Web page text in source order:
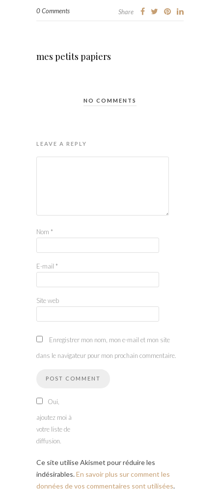
0 Comments Share
mes petits papiers
NO COMMENTS
LEAVE A REPLY
Nom *
E-mail *
Site web
Enregistrer mon nom, mon e-mail et mon site
dans le navigateur pour mon prochain commentaire.
Oui,
ajoutez moi à
votre liste de
diffusion.
Ce site utilise Akismet pour réduire les
indésirables.En savoir plus sur comment les
données de vos commentaires sont utilisées.